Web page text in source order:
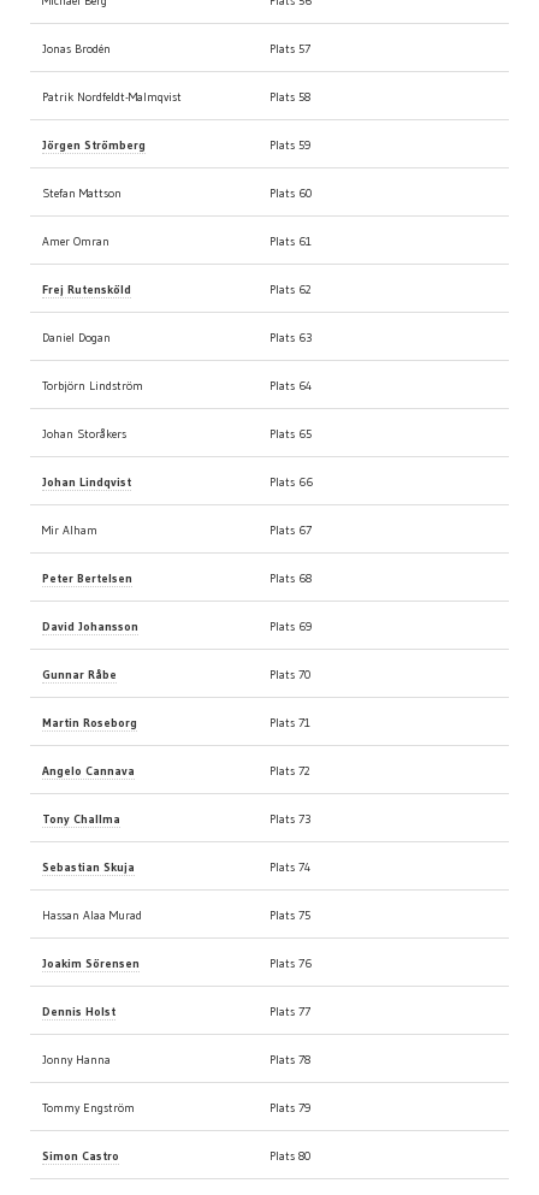
Jonas Brodén Plats 57
Patrik Nordfeldt-Malmqvist Plats 58
Jörgen Strömberg Plats 59
Stefan Mattson Plats 60
Amer Omran Plats 61
Frej Rutensköld Plats 62
Daniel Dogan Plats 63
Torbjörn Lindström Plats 64
Johan Storåkers Plats 65
Johan Lindqvist Plats 66
Mir Alham Plats 67
Peter Bertelsen Plats 68
David Johansson Plats 69
Gunnar Råbe Plats 70
Martin Roseborg Plats 71
Angelo Cannava Plats 72
Tony Challma Plats 73
Sebastian Skuja Plats 74
Hassan Alaa Murad Plats 75
Joakim Sörensen Plats 76
Dennis Holst Plats 77
Jonny Hanna Plats 78
Tommy Engström Plats 79
Simon Castro Plats 80